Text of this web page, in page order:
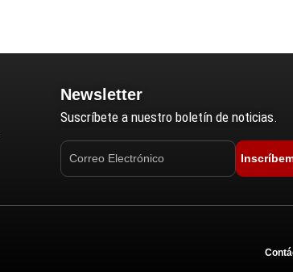
Newsletter
Suscríbete a nuestro boletín de noticias.